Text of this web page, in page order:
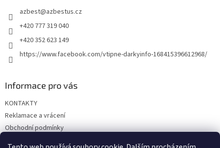
azbest@azbestus.cz
+420 777 319 040
+420 352 623 149
https://www.facebook.com/vtipne-darkyinfo-168415396612968/
Informace pro vás
KONTAKTY
Reklamace a vrácení
Obchodní podmínky